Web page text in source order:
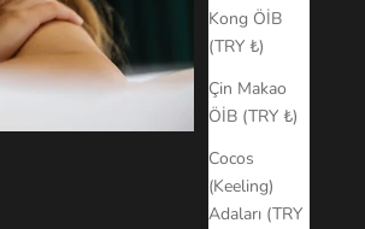
Kong ÖİB
(TRY ₺)
Çin Makao
ÖİB (TRY ₺)
Cocos
(Keeling)
Adaları (TRY